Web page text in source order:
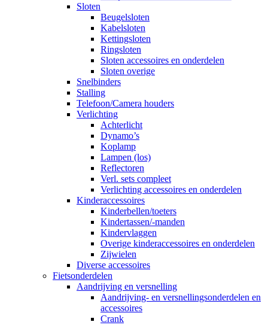
Sloten
Beugelsloten
Kabelsloten
Kettingsloten
Ringsloten
Sloten accessoires en onderdelen
Sloten overige
Snelbinders
Stalling
Telefoon/Camera houders
Verlichting
Achterlicht
Dynamo’s
Koplamp
Lampen (los)
Reflectoren
Verl. sets compleet
Verlichting accessoires en onderdelen
Kinderaccessoires
Kinderbellen/toeters
Kindertassen/-manden
Kindervlaggen
Overige kinderaccessoires en onderdelen
Zijwielen
Diverse accessoires
Fietsonderdelen
Aandrijving en versnelling
Aandrijving- en versnellingsonderdelen en
accessoires
Crank